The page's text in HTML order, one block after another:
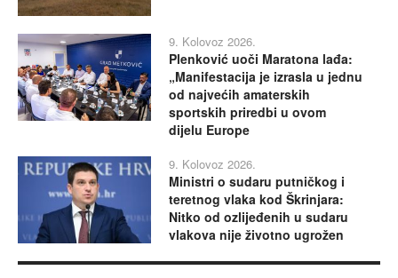
9. Kolovoz 2026.
Plenković uoči Maratona lađa:
„Manifestacija je izrasla u jednu
od najvećih amaterskih
sportskih priredbi u ovom
dijelu Europe
9. Kolovoz 2026.
Ministri o sudaru putničkog i
teretnog vlaka kod Škrinjara:
Nitko od ozlijeđenih u sudaru
vlakova nije životno ugrožen